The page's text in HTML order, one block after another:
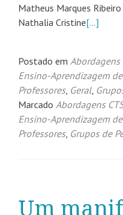
Matheus Marques
Nathalia Cristine[…]
Postado em Abordagens
Ensino-Aprendizagem
Professores, Geral,
Marcado Abordagens
Ensino-Aprendizagem
Professores, Grupos de
Um